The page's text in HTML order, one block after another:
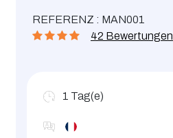
REFERENZ : MAN001
42 Bewertungen
1 Tag(e)